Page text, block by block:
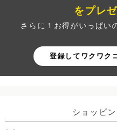
をプレ
さらに！お得がいっぱい
登録してワクワク
ショッピ